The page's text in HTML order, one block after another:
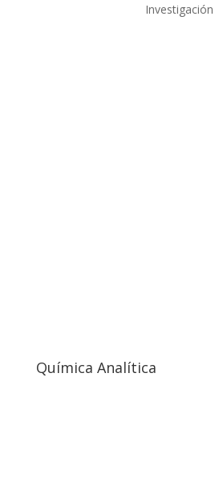
Investigación
Química Analítica